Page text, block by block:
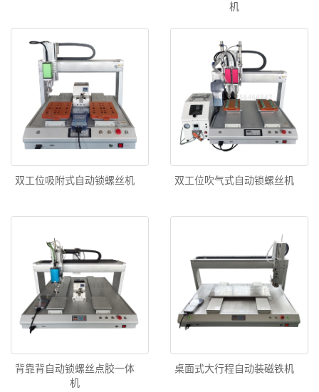
机
双工位吸附式自动锁螺丝机 双工位吹气式自动锁螺丝机
背靠背自动锁螺丝点胶一体
机
桌面式大行程自动装磁铁机